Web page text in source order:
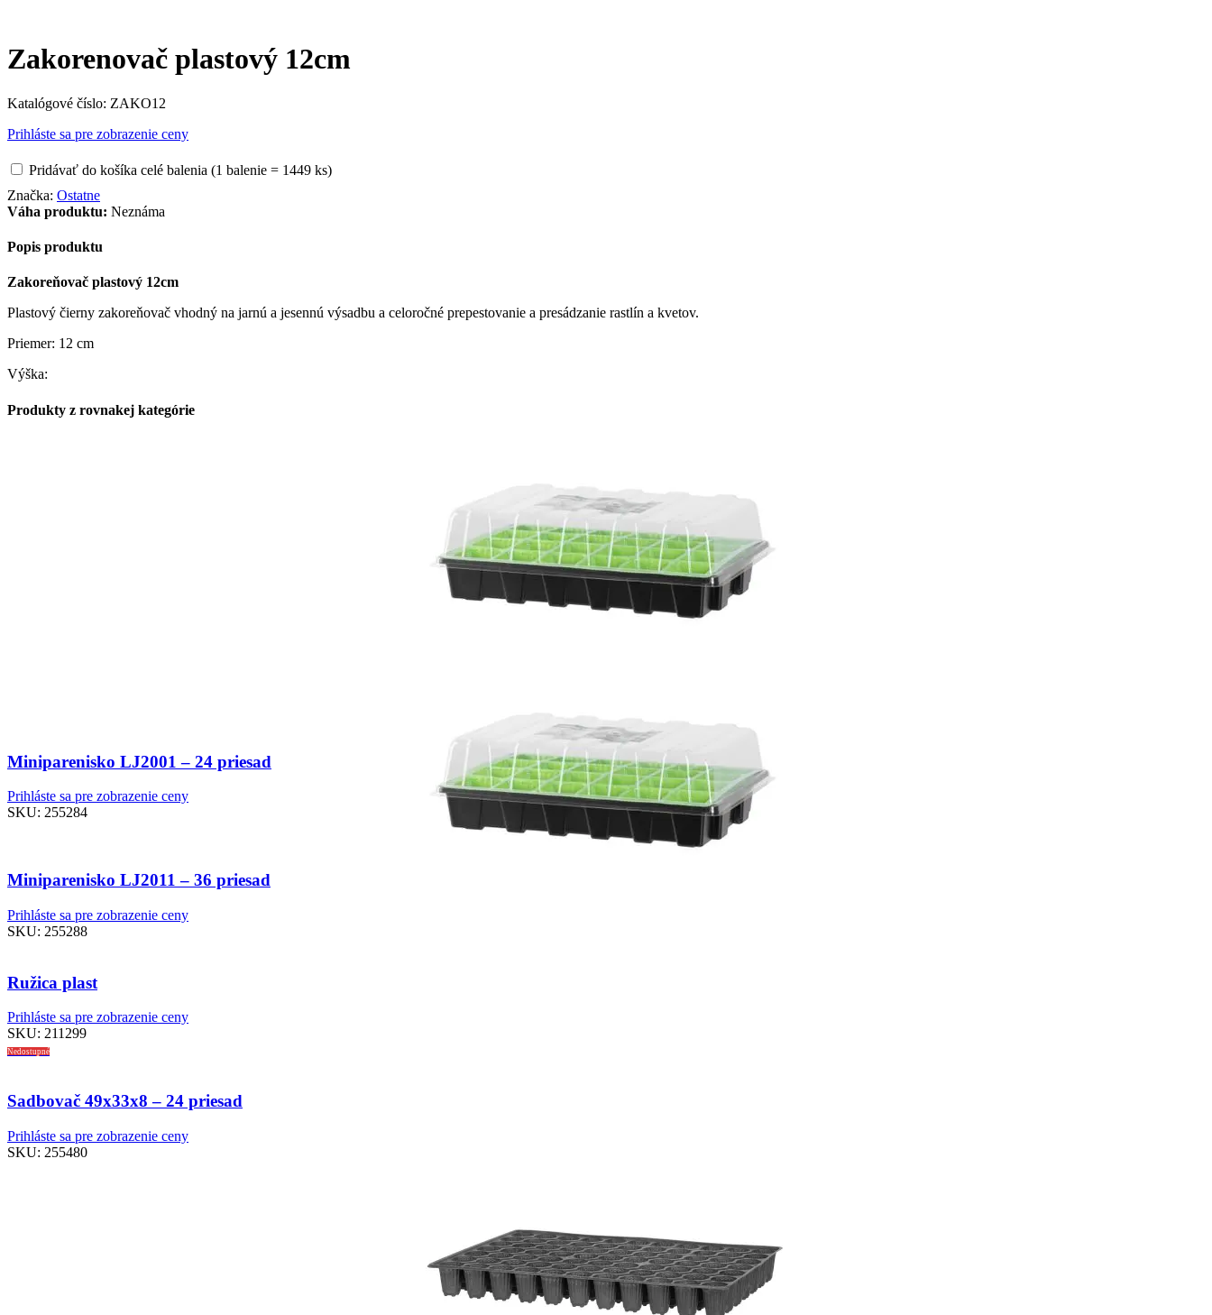
Zakorenovač plastový 12cm
Katalógové číslo: ZAKO12
Prihláste sa pre zobrazenie ceny
Pridávať do košíka celé balenia (1 balenie = 1449 ks)
Značka: Ostatne
Váha produktu: Neznáma
Popis produktu
Zakoreňovač plastový 12cm
Plastový čierny zakoreňovač vhodný na jarnú a jesennú výsadbu a celoročné prepestovanie a presádzanie rastlín a kvetov.
Priemer: 12 cm
Výška:
Produkty z rovnakej kategórie
Miniparenisko LJ2001 – 24 priesad
Prihláste sa pre zobrazenie ceny
SKU: 255284
Miniparenisko LJ2011 – 36 priesad
Prihláste sa pre zobrazenie ceny
SKU: 255288
Ružica plast
Prihláste sa pre zobrazenie ceny
SKU: 211299
Nedostupné
Sadbovač 49x33x8 – 24 priesad
Prihláste sa pre zobrazenie ceny
SKU: 255480